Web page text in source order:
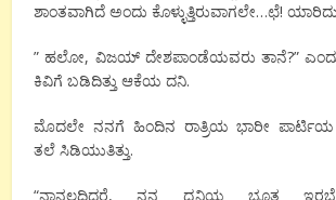
ಶಾಂತವಾಗಿದೆ ಅಂದು ಕೊಳ್ಳುತ್ತಿರುವಾಗಲೇ…ಛೆ!
” ಹಲೋ, ವಿಜಯ್ ದೇಶಪಾಂಡೆಯವರು ತಾನೆ?” ಎಂದು
ಕಿವಿಗೆ ಬಡಿದಿತ್ತು ಆಕೆಯ ದನಿ.
ಮೊದಲೇ ನನಗೆ ಹಿಂದಿನ ರಾತ್ರಿಯ ಭಾರೀ ಪಾರ್ಟಿಯ
ತಲೆ ಸಿಡಿಯುತಿತ್ತು.
“ನಾನಲ್ಲದಿದ್ದರೆ, ನನ್ನ ದ್ವನಿಯ ಭೂತ